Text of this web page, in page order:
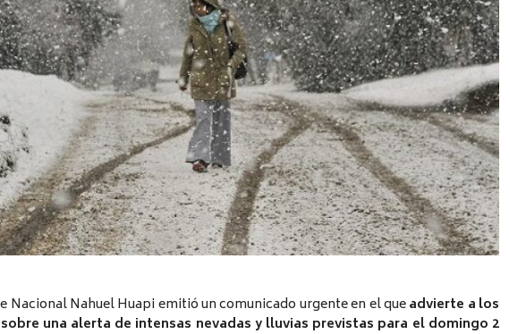
Nacional Nahuel Huapi emitió un comunicado urgente en el queadvierte a los
una alerta de intensas nevadas y lluvias previstas para el domingo 2